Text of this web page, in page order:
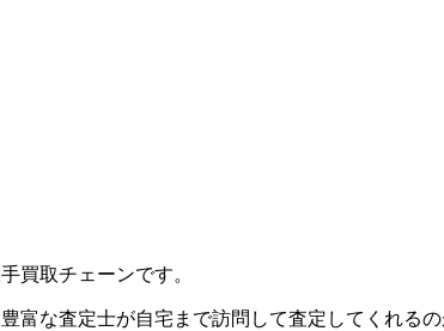
買取チェーンです。
な査定士が自宅まで訪問して査定してくれる